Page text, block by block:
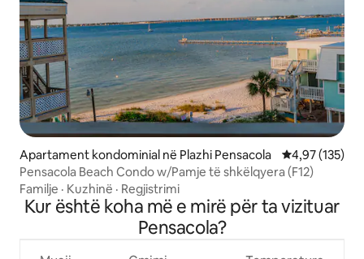
Apartament kondominial në Plazhi Pensacola Vlerësimi
4,97 (135)
Pensacola Beach Condo w/Pamje të shkëlqyera (F12)
Familje · Kuzhinë · Regjistrimi
Kur është koha më e mirë për ta vizituar
Pensacola?